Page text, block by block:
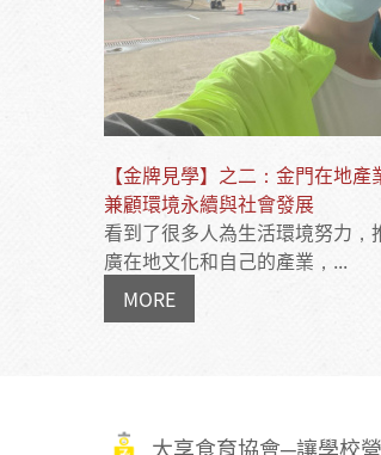
【金牌見學】之二：金門在地產
兼顧環境永續與社會發展
看到了很多人為生活環境努力，
廣在地文化和自己的產業，...
MORE